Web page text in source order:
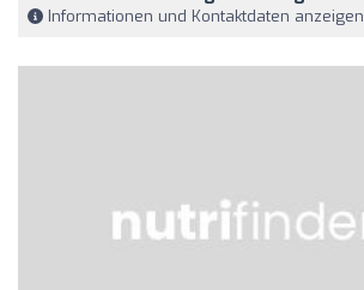
Informationen und Kontaktdaten anzeigen